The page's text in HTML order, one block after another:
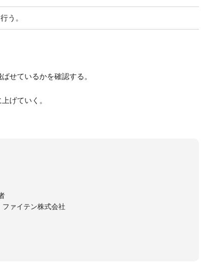
う。
せているかを確認する。
げていく。
ァイテン株式会社